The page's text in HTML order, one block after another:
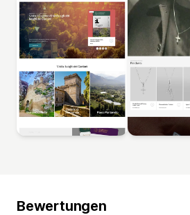
Bewertungen